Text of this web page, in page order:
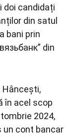
doi candidați
din satul
bani prin
din
Hâncești,
în acel scop
2024,
un cont bancar